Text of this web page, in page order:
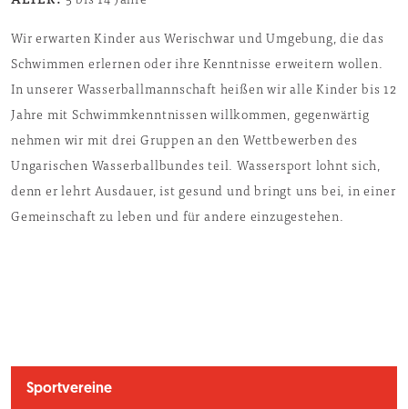
Wir erwarten Kinder aus Werischwar und Umgebung, die das
Schwimmen erlernen oder ihre Kenntnisse erweitern wollen.
In unserer Wasserballmannschaft heißen wir alle Kinder bis 12
Jahre mit Schwimmkenntnissen willkommen, gegenwärtig
nehmen wir mit drei Gruppen an den Wettbewerben des
Ungarischen Wasserballbundes teil. Wassersport lohnt sich,
denn er lehrt Ausdauer, ist gesund und bringt uns bei, in einer
Gemeinschaft zu leben und für andere einzugestehen.
Sportvereine